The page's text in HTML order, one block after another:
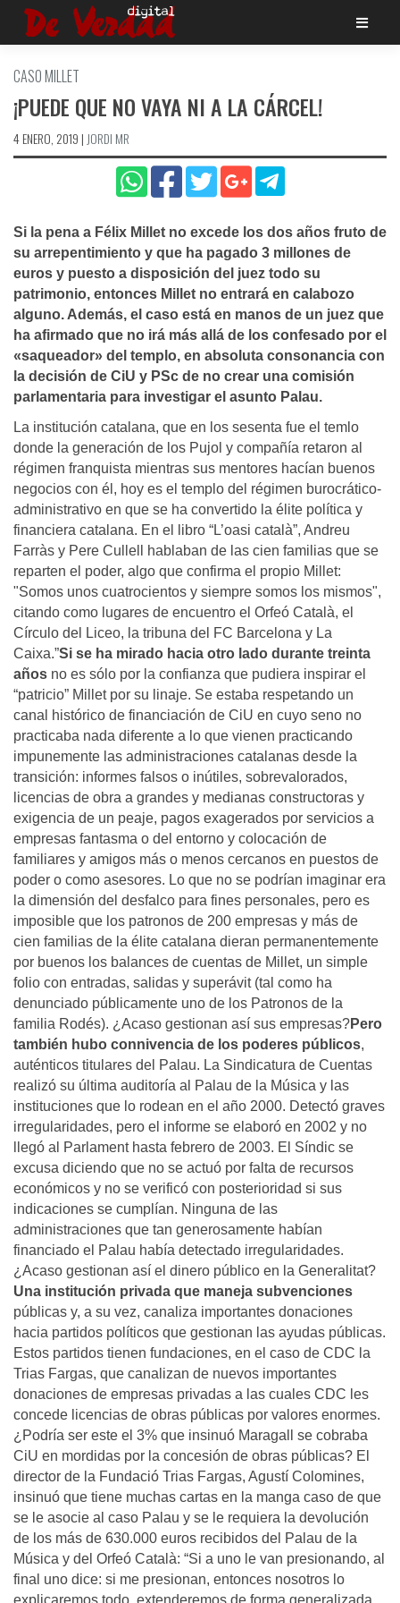
Saltar
CASO MILLET
¡PUEDE QUE NO VAYA NI A LA CÁRCEL!
4 ENERO, 2019 | JORDI MR
Si la pena a Félix Millet no excede los dos años fruto de
su arrepentimiento y que ha pagado 3 millones de
euros y puesto a disposición del juez todo su
patrimonio, entonces Millet no entrará en calabozo
alguno. Además, el caso está en manos de un juez que
ha afirmado que no irá más allá de los confesado por el
«saqueador» del templo, en absoluta consonancia con
la decisión de CiU y PSc de no crear una comisión
parlamentaria para investigar el asunto Palau.
La institución catalana, que en los sesenta fue el temlo
donde la generación de los Pujol y compañía retaron al
régimen franquista mientras sus mentores hacían buenos
negocios con él, hoy es el templo del régimen burocrático-
administrativo en que se ha convertido la élite política y
financiera catalana. En el libro “L’oasi català”, Andreu
Farràs y Pere Cullell hablaban de las cien familias que se
reparten el poder, algo que confirma el propio Millet:
"Somos unos cuatrocientos y siempre somos los mismos",
citando como lugares de encuentro el Orfeó Català, el
Círculo del Liceo, la tribuna del FC Barcelona y La
Caixa.”Si se ha mirado hacia otro lado durante treinta
años no es sólo por la confianza que pudiera inspirar el
“patricio” Millet por su linaje. Se estaba respetando un
canal histórico de financiación de CiU en cuyo seno no
practicaba nada diferente a lo que vienen practicando
impunemente las administraciones catalanas desde la
transición: informes falsos o inútiles, sobrevalorados,
licencias de obra a grandes y medianas constructoras y
exigencia de un peaje, pagos exagerados por servicios a
empresas fantasma o del entorno y colocación de
familiares y amigos más o menos cercanos en puestos de
poder o como asesores. Lo que no se podrían imaginar era
la dimensión del desfalco para fines personales, pero es
imposible que los patronos de 200 empresas y más de
cien familias de la élite catalana dieran permanentemente
por buenos los balances de cuentas de Millet, un simple
folio con entradas, salidas y superávit (tal como ha
denunciado públicamente uno de los Patronos de la
familia Rodés). ¿Acaso gestionan así sus empresas?Pero
también hubo connivencia de los poderes públicos,
auténticos titulares del Palau. La Sindicatura de Cuentas
realizó su última auditoría al Palau de la Música y las
instituciones que lo rodean en el año 2000. Detectó graves
irregularidades, pero el informe se elaboró en 2002 y no
llegó al Parlament hasta febrero de 2003. El Síndic se
excusa diciendo que no se actuó por falta de recursos
económicos y no se verificó con posterioridad si sus
indicaciones se cumplían. Ninguna de las
administraciones que tan generosamente habían
financiado el Palau había detectado irregularidades.
¿Acaso gestionan así el dinero público en la Generalitat?
Una institución privada que maneja subvenciones
públicas y, a su vez, canaliza importantes donaciones
hacia partidos políticos que gestionan las ayudas públicas.
Estos partidos tienen fundaciones, en el caso de CDC la
Trias Fargas, que canalizan de nuevos importantes
donaciones de empresas privadas a las cuales CDC les
concede licencias de obras públicas por valores enormes.
¿Podría ser este el 3% que insinuó Maragall se cobraba
CiU en mordidas por la concesión de obras públicas? El
director de la Fundació Trias Fargas, Agustí Colomines,
insinuó que tiene muchas cartas en la manga caso de que
se le asocie al caso Palau y se le requiera la devolución
de los más de 630.000 euros recibidos del Palau de la
Música y del Orfeó Català: “Si a uno le van presionando, al
final uno dice: si me presionan, entonces nosotros lo
explicaremos todo, extenderemos de forma generalizada